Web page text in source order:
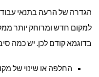
הגדרה של הרעה בתנאי
למקום חדש ומרוחק יותר
בדוגמא קודם לכן. יש כמה
החלפה או שינוי של